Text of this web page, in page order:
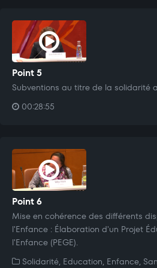
Point 5
Subventions au titre de la solidarité
00:28:55
Point 6
Mise en cohérence des différents
l'Enfance : Élaboration d'un Projet
l'Enfance (PEGE).
Solidarité, Education, Enfance,